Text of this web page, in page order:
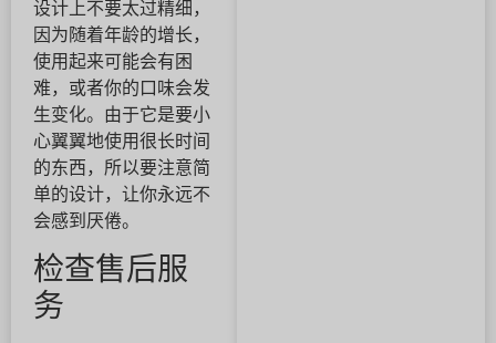
设计上不要太过精细，
因为随着年龄的增长，
使用起来可能会有困
难，或者你的口味会发
生变化。由于它是要小
心翼翼地使用很长时间
的东西，所以要注意简
单的设计，让你永远不
会感到厌倦。
检查售后服
务